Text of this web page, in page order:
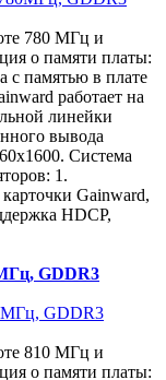
780 МГц и
о памяти платы:
памятью в плате
работает на
линейки
вывода
Система
1.
Gainward,
HDCP,
GDDR3
810 МГц и
о памяти платы: